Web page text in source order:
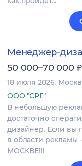
Менеджер-
50 000–70 000 ₽
18 июля 2026
ООО "СРГ"
В небольшую
достаточно
дизайнер. Если вы
в области рекламы
МОСКВЕ!!!